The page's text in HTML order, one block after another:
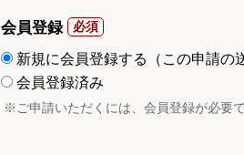
会員登録
新規に会員登録する（この申請の
会員登録済み
※ご申請いただくには、会員登録が必要